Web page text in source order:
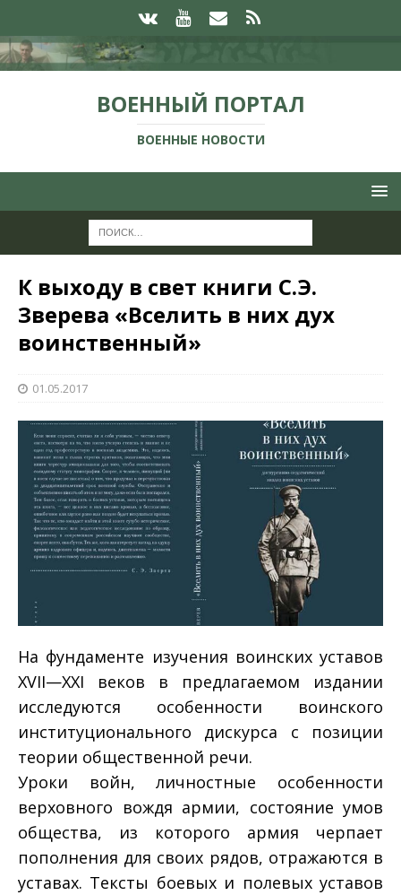
ВОЕННЫЙ ПОРТАЛ
ВОЕННЫЕ НОВОСТИ
К выходу в свет книги С.Э.
Зверева «Вселить в них дух
воинственный»
01.05.2017
На фундаменте изучения воинских уставов
XVII—ХХI веков в предлагаемом издании
исследуются особенности воинского
институционального дискурса с позиции
теории общественной речи.
Уроки войн, личностные особенности
верховного вождя армии, состояние умов
общества, из которого армия черпает
пополнения для своих рядов, отражаются в
уставах. Тексты боевых и полевых уставов